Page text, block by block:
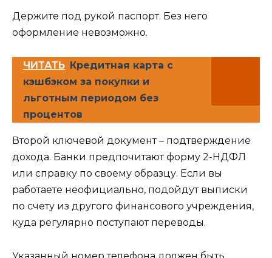
Держите под рукой паспорт. Без него
оформление невозможно.
ЧИТАТЬ Кредитная карта с
кэшбэком за покупки и
льготным периодом без
процентов
Второй ключевой документ – подтверждение
дохода. Банки предпочитают форму 2-НДФЛ
или справку по своему образцу. Если вы
работаете неофициально, подойдут выписки
по счету из другого финансового учреждения,
куда регулярно поступают переводы.
Указанный номер телефона должен быть